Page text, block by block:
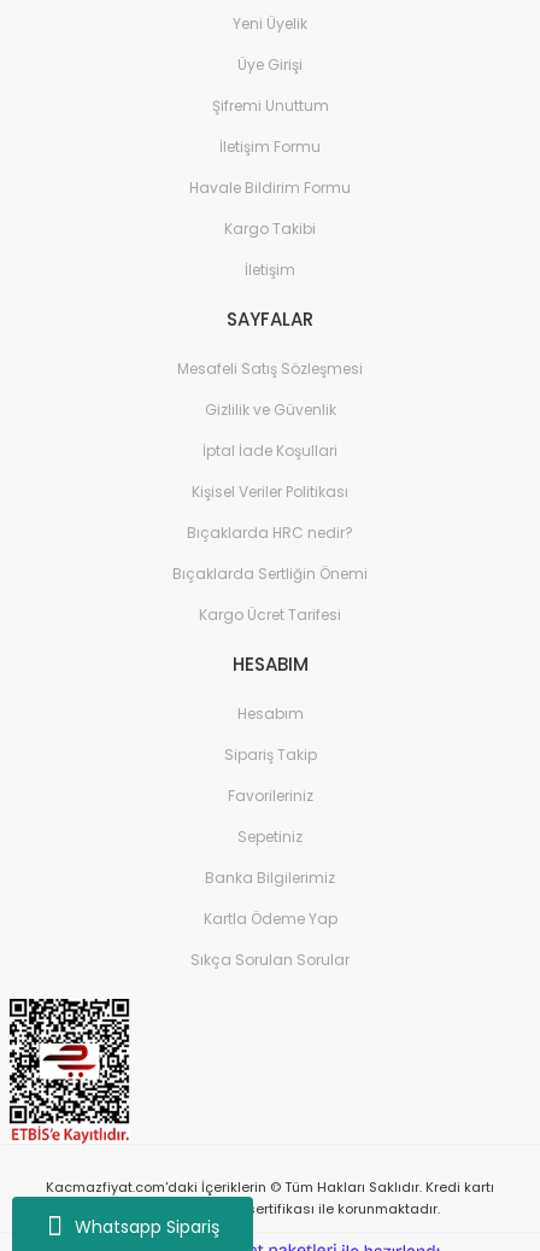
Whatsapp Sipariş
Yeni Üyelik
Üye Girişi
Şifremi Unuttum
İletişim Formu
Havale Bildirim Formu
Kargo Takibi
İletişim
SAYFALAR
Mesafeli Satış Sözleşmesi
Gizlilik ve Güvenlik
İptal İade Koşullari
Kişisel Veriler Politikası
Bıçaklarda HRC nedir?
Bıçaklarda Sertliğin Önemi
Kargo Ücret Tarifesi
HESABIM
Hesabım
Sipariş Takip
Favorileriniz
Sepetiniz
Banka Bilgilerimiz
Kartla Ödeme Yap
Sıkça Sorulan Sorular
Kacmazfiyat.com'daki İçeriklerin © Tüm Hakları Saklıdır. Kredi kartı
bilgileriniz 256bit SSL sertifikası ile korunmaktadır.